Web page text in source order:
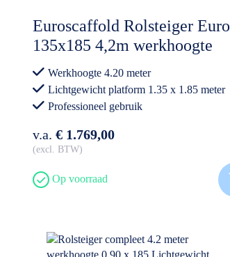
Euroscaffold Rolsteiger Euro
135x185 4,2m werkhoogte
Carbon Vloer
Werkhoogte 4.20 meter
Lichtgewicht platform 1.35 x 1.85 meter
Professioneel gebruik
v.a. € 1.769,00
excl. BTW
Op voorraad